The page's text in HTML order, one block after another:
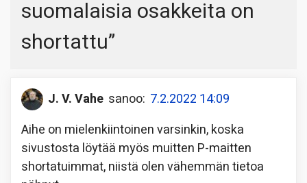
suomalaisia osakkeita on
shortattu”
J. V. Vahe sanoo: 7.2.2022 14:09
Aihe on mielenkiintoinen varsinkin, koska
sivustosta löytää myös muitten P-maitten
shortatuimmat, niistä olen vähemmän tietoa